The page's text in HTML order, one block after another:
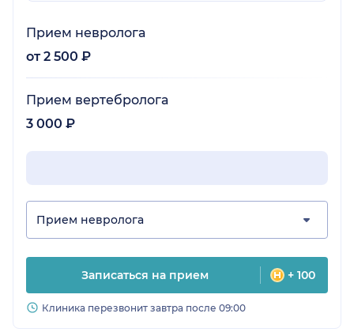
Прием невролога
от 2 500 ₽
Прием вертебролога
3 000 ₽
Прием невролога
Записаться на прием + 100
Клиника перезвонит завтра после 09:00